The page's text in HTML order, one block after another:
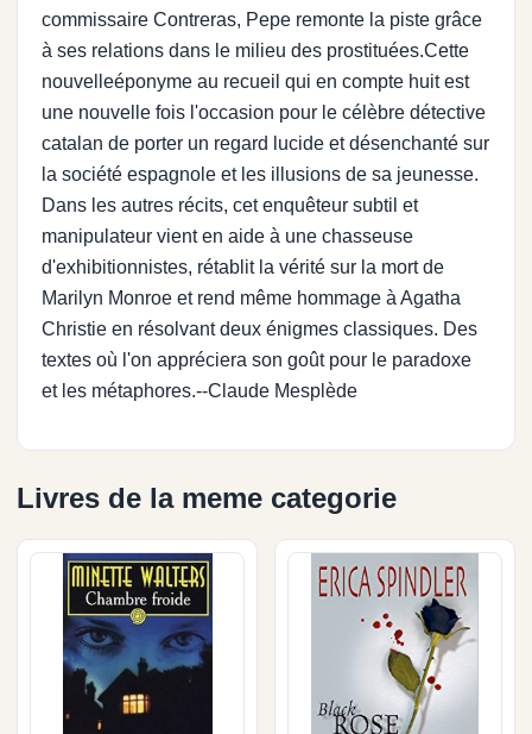
commissaire Contreras, Pepe remonte la piste grâce
à ses relations dans le milieu des prostituées.Cette
nouvelleéponyme au recueil qui en compte huit est
une nouvelle fois l'occasion pour le célèbre détective
catalan de porter un regard lucide et désenchanté sur
la société espagnole et les illusions de sa jeunesse.
Dans les autres récits, cet enquêteur subtil et
manipulateur vient en aide à une chasseuse
d'exhibitionnistes, rétablit la vérité sur la mort de
Marilyn Monroe et rend même hommage à Agatha
Christie en résolvant deux énigmes classiques. Des
textes où l'on appréciera son goût pour le paradoxe
et les métaphores.--Claude Mesplède
Livres de la meme categorie